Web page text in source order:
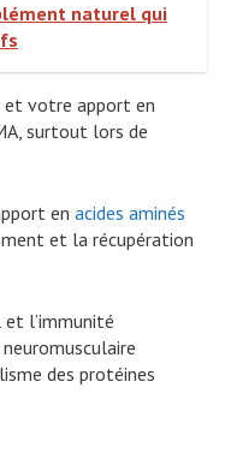
naturel qui
et votre apport en
surtout lors de
en acides aminés
et la récupération
et l’immunité
des protéines